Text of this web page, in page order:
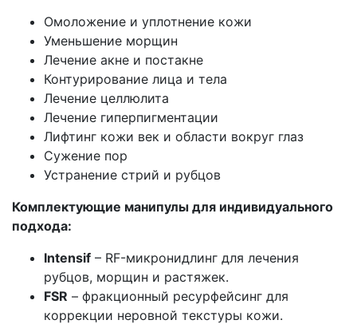
Омоложение и уплотнение кожи
Уменьшение морщин
Лечение акне и постакне
Контурирование лица и тела
Лечение целлюлита
Лечение гиперпигментации
Лифтинг кожи век и области вокруг глаз
Сужение пор
Устранение стрий и рубцов
Комплектующие манипулы для индивидуального
подхода:
Intensif – RF-микронидлинг для лечения
рубцов, морщин и растяжек.
FSR – фракционный ресурфейсинг для
коррекции неровной текстуры кожи.